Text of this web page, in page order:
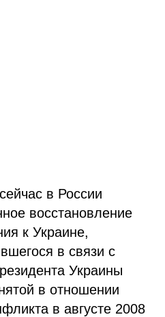
в России
восстановление
к Украине,
в связи с
Украины
в отношении
в августе 2008